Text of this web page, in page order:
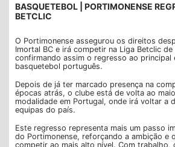
BASQUETEBOL | PORTIMONENSE
BETCLIC
O Portimonense assegurou os direitos
Imortal BC e irá competir na Liga Betclic de
confirmando assim o regresso ao principal
basquetebol português.
Depois de já ter marcado presença na
épocas atrás, o clube está de volta ao
modalidade em Portugal, onde irá voltar a
equipas do país.
Este regresso representa mais um passo
do Portimonense, reforçando a ambição e
competir ao mais alto nível. Com trabalho,